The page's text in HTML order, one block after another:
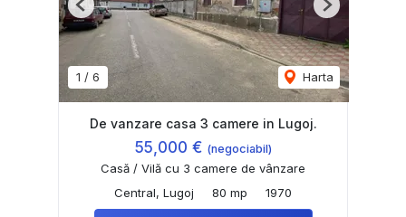
1 / 6 Harta
Previous Next
De vanzare casa 3 camere in Lugoj.
55,000 € (negociabil)
Casă / Vilă cu 3 camere de vânzare
Central, Lugoj
80 mp 1970